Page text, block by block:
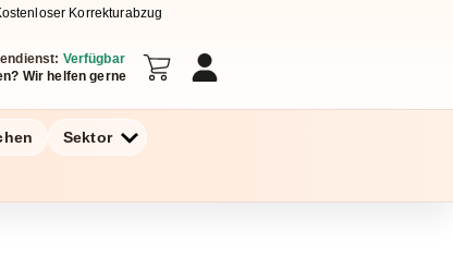
Korrekturabzug
Verfügbar
Wir helfen gerne
Sektor